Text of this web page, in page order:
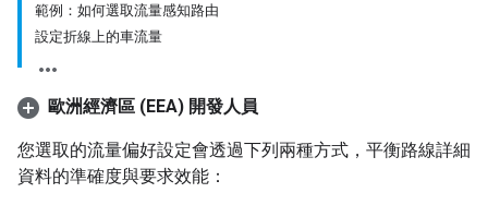
範例：如何選取流量感知路由
設定折線上的車流量
歐洲經濟區 (EEA) 開發人員
您選取的流量偏好設定會透過下列兩種方式，平衡路線詳細
資料的準確度與要求效能：